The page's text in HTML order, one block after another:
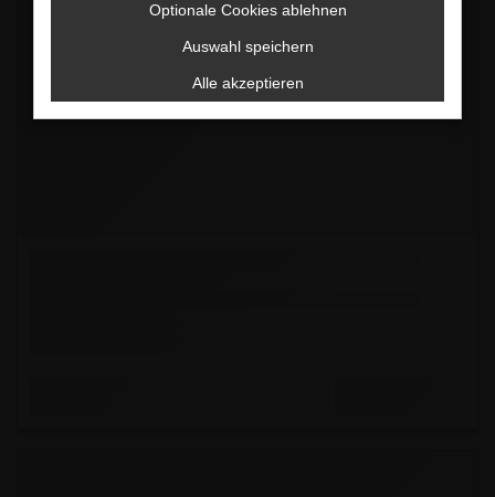
Optionale Cookies ablehnen
Auswahl speichern
Alle akzeptieren